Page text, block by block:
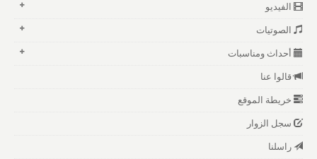
الفيديو
الصوتيات
أحداث ومناسبات
قالوا عنا
خريطة الموقع
سجل الزوار
راسلنا